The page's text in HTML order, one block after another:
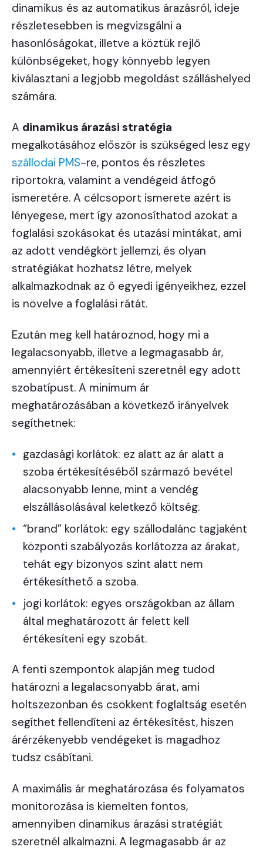
dinamikus és az automatikus árazásról, ideje
részletesebben is megvizsgálni a
hasonlóságokat, illetve a köztük rejlő
különbségeket, hogy könnyebb legyen
kiválasztani a legjobb megoldást szálláshelyed
számára.
A dinamikus árazási stratégia
megalkotásához először is szükséged lesz egy
szállodai PMS-re, pontos és részletes
riportokra, valamint a vendégeid átfogó
ismeretére. A célcsoport ismerete azért is
lényegese, mert így azonosíthatod azokat a
foglalási szokásokat és utazási mintákat, ami
az adott vendégkört jellemzi, és olyan
stratégiákat hozhatsz létre, melyek
alkalmazkodnak az ő egyedi igényeikhez, ezzel
is növelve a foglalási rátát.
Ezután meg kell határoznod, hogy mi a
legalacsonyabb, illetve a legmagasabb ár,
amennyiért értékesíteni szeretnél egy adott
szobatípust. A minimum ár
meghatározásában a következő irányelvek
segíthetnek:
gazdasági korlátok: ez alatt az ár alatt a
szoba értékesítéséből származó bevétel
alacsonyabb lenne, mint a vendég
elszállásolásával keletkező költség.
“brand” korlátok: egy szállodalánc tagjaként
központi szabályozás korlátozza az árakat,
tehát egy bizonyos szint alatt nem
értékesíthető a szoba.
jogi korlátok: egyes országokban az állam
által meghatározott ár felett kell
értékesíteni egy szobát.
A fenti szempontok alapján meg tudod
határozni a legalacsonyabb árat, ami
holtszezonban és csökkent foglaltság esetén
segíthet fellendíteni az értékesítést, hiszen
árérzékenyebb vendégeket is magadhoz
tudsz csábítani.
A maximális ár meghatározása és folyamatos
monitorozása is kiemelten fontos,
amennyiben dinamikus árazási stratégiát
szeretnél alkalmazni. A legmagasabb ár az